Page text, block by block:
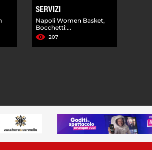
SERVIZI
Napoli Women Basket,
Bocchetti:...
207